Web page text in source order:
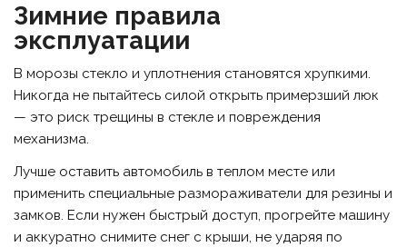
Зимние правила
эксплуатации
В морозы стекло и уплотнения становятся хрупкими.
Никогда не пытайтесь силой открыть примерзший люк
— это риск трещины в стекле и повреждения
механизма.
Лучше оставить автомобиль в теплом месте или
применить специальные размораживатели для резины и
замков. Если нужен быстрый доступ, прогрейте машину
и аккуратно снимите снег с крыши, не ударяя по